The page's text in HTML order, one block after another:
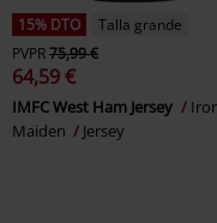
15% DTO
Talla grande
PVPR75,99 €
64,59 €
IMFC West Ham Jersey
Maiden
Jersey